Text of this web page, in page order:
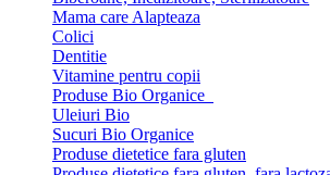
Mama care Alapteaza
Colici
Dentitie
Vitamine pentru copii
Produse Bio Organice
Uleiuri Bio
Sucuri Bio Organice
Produse dietetice fara gluten